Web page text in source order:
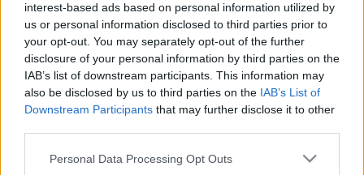
interest-based ads based on personal information utilized by
us or personal information disclosed to third parties prior to
your opt-out. You may separately opt-out of the further
disclosure of your personal information by third parties on the
IAB’s list of downstream participants. This information may
also be disclosed by us to third parties on the IAB’s List of
Downstream Participants that may further disclose it to other
Please note that this website/app uses one or more Google
Personal Data Processing Opt Outs
A legnépszerűbb nyelvtanuló app
NapiApp•2017. január 20.
Már évek óta a közkedvelt Duolingo az első
választás, ha a nyelvtanuláshoz keresünk segítséget.
Xeropan - Angol tanár a zsebedben!